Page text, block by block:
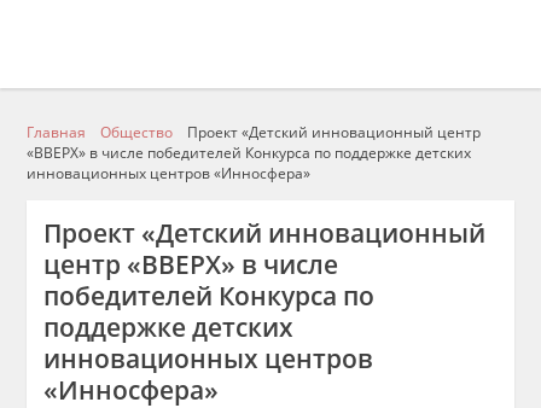
Главная Общество
Проект «Детский инновационный центр
«ВВЕРХ» в числе победителей Конкурса по поддержке детских
инновационных центров «Инносфера»
Проект «Детский инновационный
центр «ВВЕРХ» в числе
победителей Конкурса по
поддержке детских
инновационных центров
«Инносфера»